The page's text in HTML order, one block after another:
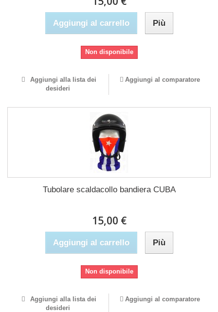
Aggiungi al carrello Più
Non disponibile
Aggiungi alla lista dei
desideri
Aggiungi al comparatore
Tubolare scaldacollo bandiera CUBA
15,00 €
Aggiungi al carrello Più
Non disponibile
Aggiungi alla lista dei
desideri
Aggiungi al comparatore